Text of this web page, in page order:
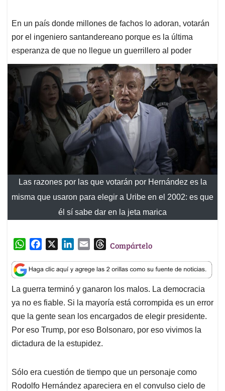
En un país donde millones de fachos lo adoran, votarán
por el ingeniero santandereano porque es la última
esperanza de que no llegue un guerrillero al poder
Las razones por las que votarán por Hernández es la
misma que usaron para elegir a Uribe en el 2002: es que
él sí sabe dar en la jeta marica
W
a
t
s
A
p
p
c
e
b
o
o
k
n
k
e
d
I
n
a
i
l
T
r
e
a
d
s
Compártelo
La guerra terminó y ganaron los malos. La democracia
ya no es fiable. Si la mayoría está corrompida es un error
que la gente sean los encargados de elegir presidente.
Por eso Trump, por eso Bolsonaro, por eso vivimos la
dictadura de la estupidez.
Sólo era cuestión de tiempo que un personaje como
Rodolfo Hernández apareciera en el convulso cielo de